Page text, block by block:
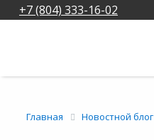
+7 (804) 333-16-02
Главная Новостной блог